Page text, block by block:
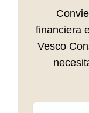
financiera
Vesco